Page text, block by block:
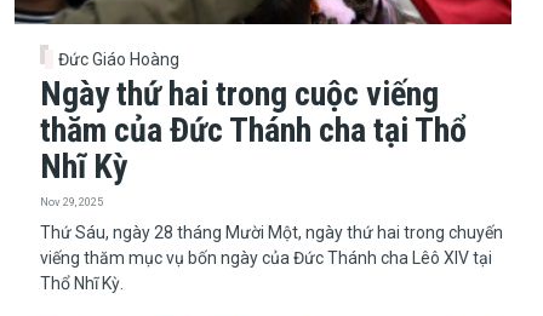
Đức Giáo Hoàng
Ngày thứ hai trong cuộc viếng
thăm của Đức Thánh cha tại Thổ
Nhĩ Kỳ
Nov 29, 2025
Thứ Sáu, ngày 28 tháng Mười Một, ngày thứ hai trong chuyến
viếng thăm mục vụ bốn ngày của Đức Thánh cha Lêô XIV tại
Thổ Nhĩ Kỳ.